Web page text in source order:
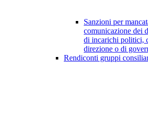
Sanzioni per
comunicazione dei
di incarichi politici,
direzione o di
Rendiconti gruppi